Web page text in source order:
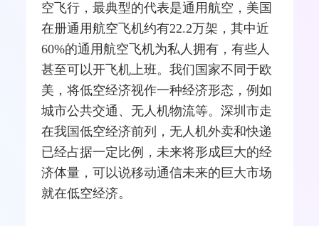
空飞行，最典型的代表是通用航空，美国
在册通用航空飞机约有22.2万架，其中近
60%的通用航空飞机为私人拥有，有些人
甚至可以开飞机上班。我们国家不同于欧
美，将低空经济视作一种经济形态，例如
城市公共交通、无人机物流等。深圳市走
在我国低空经济前列，无人机外卖和快递
已经占据一定比例，未来将形成巨大的经
济体量，可以说移动通信未来的巨大市场
就在低空经济。